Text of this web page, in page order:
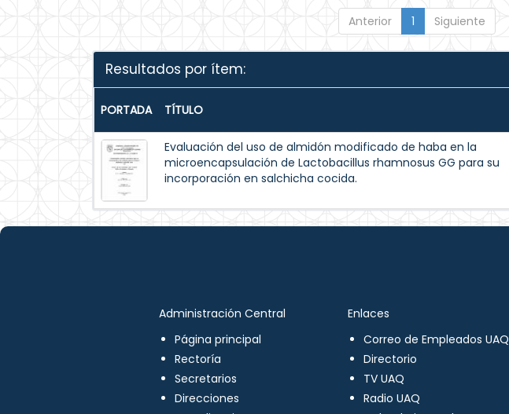
Anterior 1 Siguiente
Resultados por ítem:
PORTADA TÍTULO
Evaluación del uso de almidón modificado de haba en la
microencapsulación de Lactobacillus rhamnosus GG para su
incorporación en salchicha cocida.
Administración Central
Página principal
Rectoría
Secretarios
Direcciones
Enlaces
Correo de Empleados UAQ
Directorio
TV UAQ
Radio UAQ